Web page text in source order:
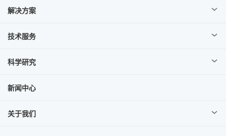
解决方案
技术服务
科学研究
新闻中心
关于我们